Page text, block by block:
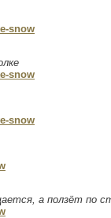
snow
snow
snow
а ползёт по